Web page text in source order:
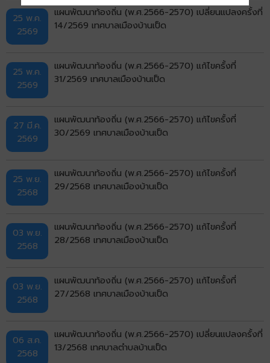
25 พ.ค.
2569
แผนพัฒนาท้องถิ่น (พ.ศ.2566-2570) เปลี่ยนแปลงครั้งที่
14/2569 เทศบาลเมืองบ้านเป็ด
25 พ.ค.
2569
แผนพัฒนาท้องถิ่น (พ.ศ.2566-2570) แก้ไขครั้งที่
31/2569 เทศบาลเมืองบ้านเป็ด
27 มี.ค.
2569
แผนพัฒนาท้องถิ่น (พ.ศ.2566-2570) แก้ไขครั้งที่
30/2569 เทศบาลเมืองบ้านเป็ด
25 พ.ย.
2568
แผนพัฒนาท้องถิ่น (พ.ศ.2566-2570) แก้ไขครั้งที่
29/2568 เทศบาลเมืองบ้านเป็ด
03 พ.ย.
2568
แผนพัฒนาท้องถิ่น (พ.ศ.2566-2570) แก้ไขครั้งที่
28/2568 เทศบาลเมืองบ้านเป็ด
03 พ.ย.
2568
แผนพัฒนาท้องถิ่น (พ.ศ.2566-2570) แก้ไขครั้งที่
27/2568 เทศบาลเมืองบ้านเป็ด
06 ส.ค.
2568
แผนพัฒนาท้องถิ่น (พ.ศ.2566-2570) เปลี่ยนแปลงครั้งที่
13/2568 เทศบาลตำบลบ้านเป็ด